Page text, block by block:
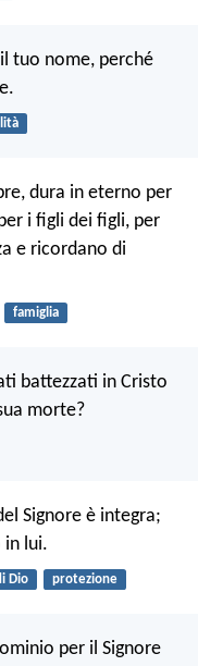
tuo nome, perché
dura in eterno per
i figli dei figli, per
e ricordano di
famiglia
battezzati in Cristo
morte?
Signore è integra;
in lui.
Dio protezione
per il Signore